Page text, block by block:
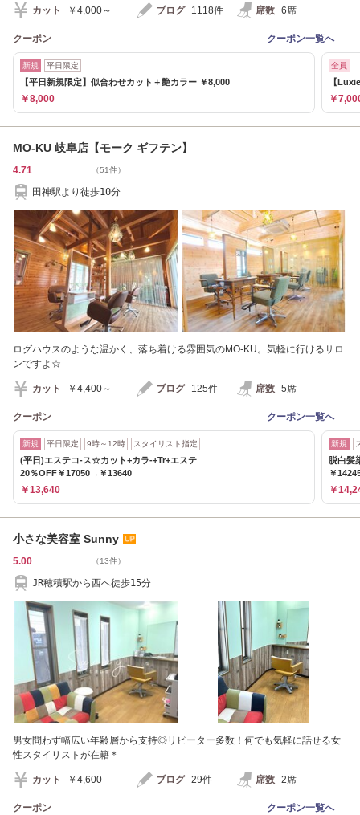
カット ￥4,000～ ブログ 1118件 席数 6席
クーポン クーポン一覧へ
新規 平日限定
【平日新規限定】似合わせカット＋艶カラー ￥8,000
￥8,000
全員
【
￥
MO-KU 岐阜店【モーク ギフテン】
4.71 （51件）
田神駅より徒歩10分
ログハウスのような温かく、落ち着ける雰囲気のMO-KU。気軽に行けるサロ
ンですよ☆
カット ￥4,400～ ブログ 125件 席数 5席
クーポン クーポン一覧へ
新規 平日限定 9時～12時 スタイリスト指定
(平日)エステコ-ス☆カット+カラ-+Tr+エステ
20％OFF￥17050→￥13640
￥13,640
新規
脱白
￥
￥
小さな美容室 Sunny
5.00 （13件）
JR穂積駅から西へ徒歩15分
男女問わず幅広い年齢層から支持◎リピーター多数！何でも気軽に話せる女
性スタイリストが在籍＊
カット ￥4,600 ブログ 29件 席数 2席
クーポン クーポン一覧へ